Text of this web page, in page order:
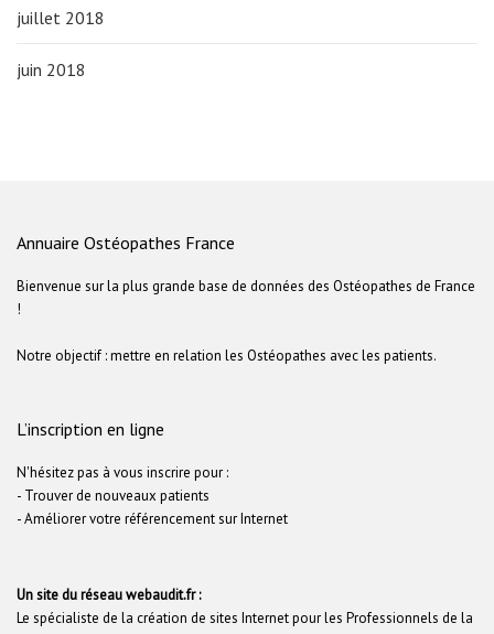
juillet 2018
juin 2018
Annuaire Ostéopathes France
Bienvenue sur la plus grande base de données des Ostéopathes de France
!
Notre objectif : mettre en relation les Ostéopathes avec les patients.
L’inscription en ligne
N'hésitez pas à vous inscrire pour :
- Trouver de nouveaux patients
- Améliorer votre référencement sur Internet
Un site du réseau webaudit.fr :
Le spécialiste de la création de sites Internet pour les Professionnels de la